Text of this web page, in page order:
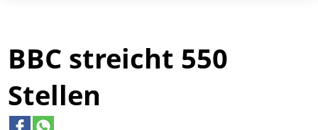
BBC streicht 550
Stellen